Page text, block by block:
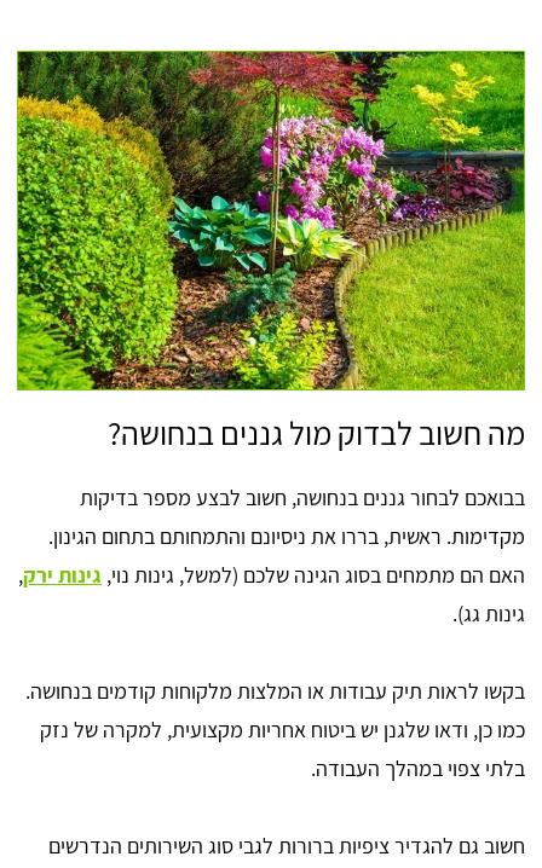
מה חשוב לבדוק מול גננים בנחושה?
בבואכם לבחור גננים בנחושה, חשוב לבצע מספר בדיקות
מקדימות. ראשית, בררו את ניסיונם והתמחותם בתחום הגינון.
האם הם מתמחים בסוג הגינה שלכם (למשל, גינות נוי, גינות ירק,
גינות גג).
בקשו לראות תיק עבודות או המלצות מלקוחות קודמים בנחושה.
כמו כן, ודאו שלגנן יש ביטוח אחריות מקצועית, למקרה של נזק
בלתי צפוי במהלך העבודה.
חשוב גם להגדיר ציפיות ברורות לגבי סוג השירותים הנדרשים